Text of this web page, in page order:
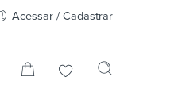
Acessar / Cadastrar